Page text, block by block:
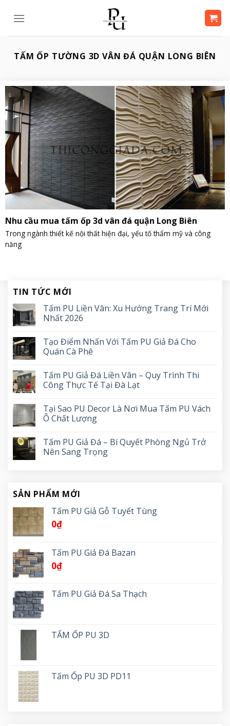
TẤM ỐP TƯỜNG 3D VÂN ĐÁ QUẬN LONG BIÊN
Nhu cầu mua tấm ốp 3d vân đá quận Long Biên
Trong ngành thiết kế nội thất hiện đại, yếu tố thẩm mỹ và công
năng
TIN TỨC MỚI
Tấm PU Liền Vân: Xu Hướng Trang Trí Mới
Nhất 2026
Tạo Điểm Nhấn Với Tấm PU Giả Đá Cho
Quán Cà Phê
Tấm PU Giả Đá Liền Vân – Quy Trình Thi
Công Thực Tế Tại Đà Lạt
Tại Sao PU Decor Là Nơi Mua Tấm PU Vách
Ô Chất Lượng
Tấm PU Giả Đá – Bí Quyết Phòng Ngủ Trở
Nên Sang Trọng
SẢN PHẨM MỚI
Tấm PU Giả Gỗ Tuyết Tùng
0₫
Tấm PU Giả Đá Bazan
0₫
Tấm PU Giả Đá Sa Thạch
TẤM ỐP PU 3D
Tấm Ốp PU 3D PD11